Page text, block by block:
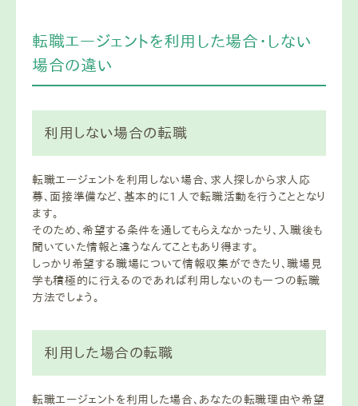
転職エージェントを利用した場合・しない
場合の違い
利用しない場合の転職
転職エージェントを利用しない場合、求人探しから求人応
募、面接準備など、基本的に1人で転職活動を行うこととなり
ます。
そのため、希望する条件を通してもらえなかったり、入職後も
聞いていた情報と違うなんてこともあり得ます。
しっかり希望する職場について情報収集ができたり、職場見
学も積極的に行えるのであれば利用しないのも一つの転職
方法でしょう。
利用した場合の転職
転職エージェントを利用した場合、あなたの転職理由や希望